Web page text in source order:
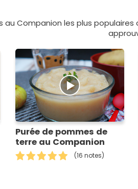
au Companion les plus
Purée de pommes de
terre au Companion
(16 notes)